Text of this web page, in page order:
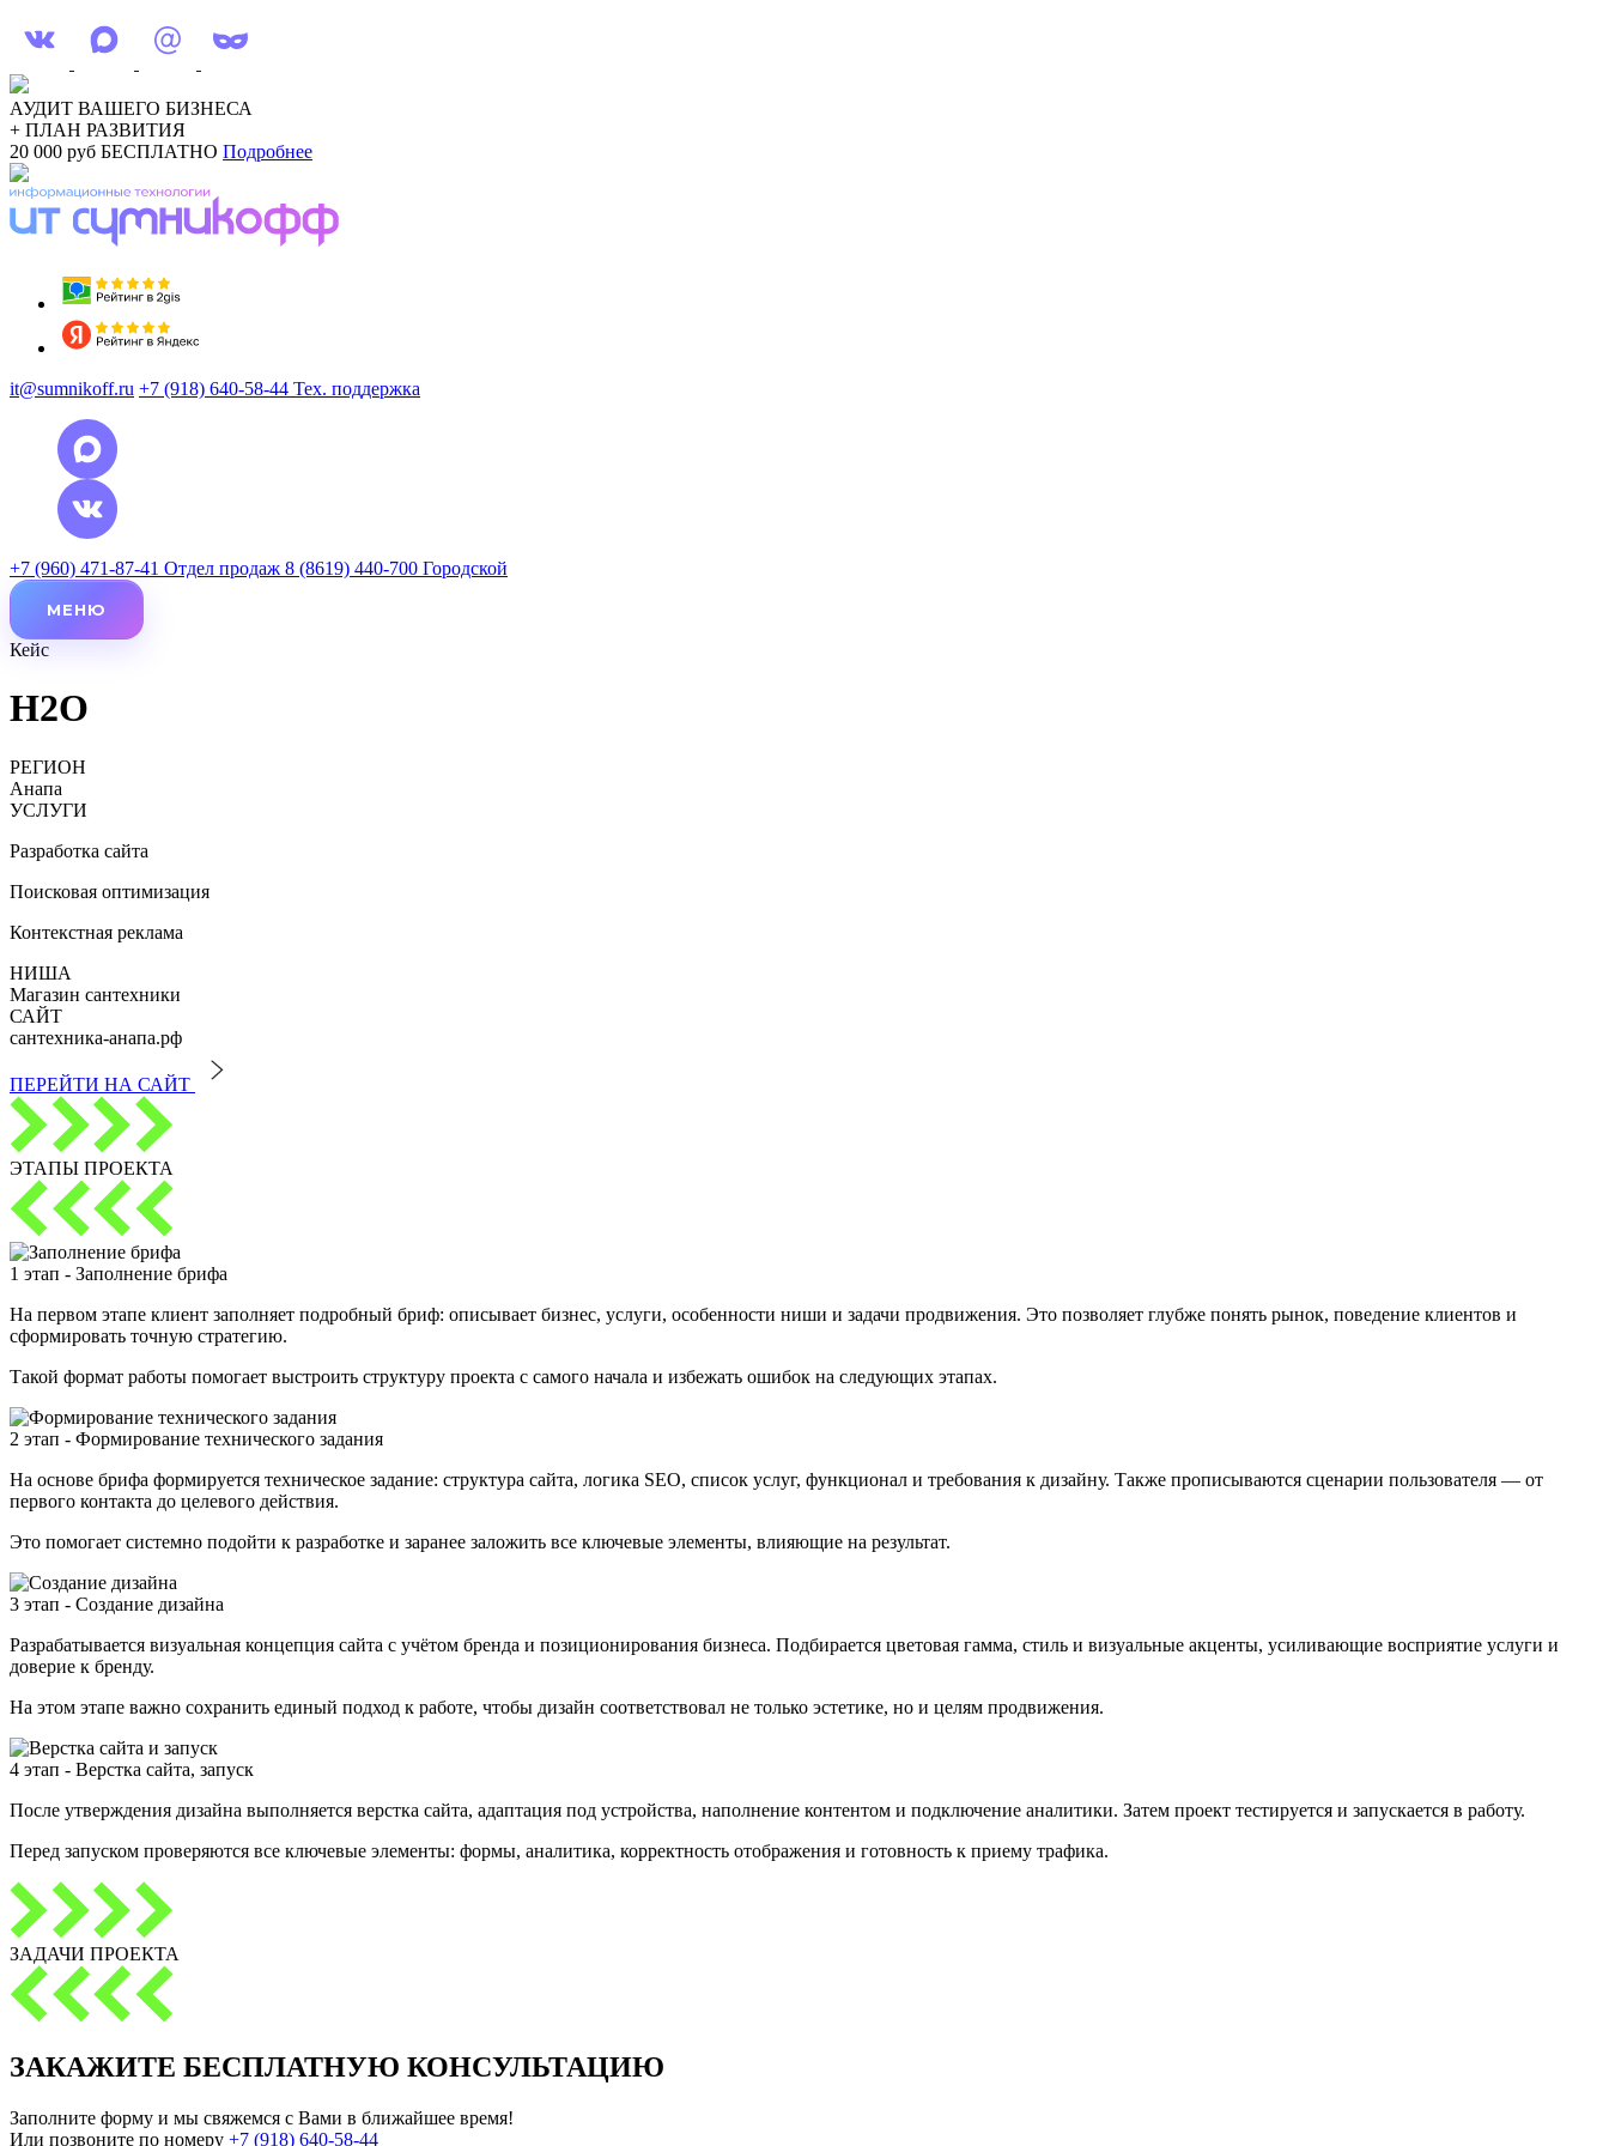
АУДИТ ВАШЕГО БИЗНЕСА
+ ПЛАН РАЗВИТИЯ
20 000 руб БЕСПЛАТНО Подробнее
it@sumnikoff.ru +7 (918) 640-58-44 Тех. поддержка
+7 (960) 471-87-41 Отдел продаж 8 (8619) 440-700 Городской
МЕНЮ
Кейс
H2O
РЕГИОН
Анапа
УСЛУГИ
Разработка сайта
Поисковая оптимизация
Контекстная реклама
НИША
Магазин сантехники
САЙТ
сантехника-анапа.рф
ПЕРЕЙТИ НА САЙТ
ЭТАПЫ ПРОЕКТА
1 этап - Заполнение брифа
На первом этапе клиент заполняет подробный бриф: описывает бизнес, услуги, особенности ниши и задачи продвижения. Это позволяет глубже понять рынок, поведение клиентов и
сформировать точную стратегию.
Такой формат работы помогает выстроить структуру проекта с самого начала и избежать ошибок на следующих этапах.
2 этап - Формирование технического задания
На основе брифа формируется техническое задание: структура сайта, логика SEO, список услуг, функционал и требования к дизайну. Также прописываются сценарии пользователя — от
первого контакта до целевого действия.
Это помогает системно подойти к разработке и заранее заложить все ключевые элементы, влияющие на результат.
3 этап - Создание дизайна
Разрабатывается визуальная концепция сайта с учётом бренда и позиционирования бизнеса. Подбирается цветовая гамма, стиль и визуальные акценты, усиливающие восприятие услуги и
доверие к бренду.
На этом этапе важно сохранить единый подход к работе, чтобы дизайн соответствовал не только эстетике, но и целям продвижения.
4 этап - Верстка сайта, запуск
После утверждения дизайна выполняется верстка сайта, адаптация под устройства, наполнение контентом и подключение аналитики. Затем проект тестируется и запускается в работу.
Перед запуском проверяются все ключевые элементы: формы, аналитика, корректность отображения и готовность к приему трафика.
ЗАДАЧИ ПРОЕКТА
ЗАКАЖИТЕ БЕСПЛАТНУЮ КОНСУЛЬТАЦИЮ​
Заполните форму и мы свяжемся с Вами в ближайшее время!
Или позвоните по номеру +7 (918) 640-58-44